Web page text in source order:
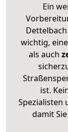
Ein
wichtig,
als auch
ist.
Spezialisten
damit